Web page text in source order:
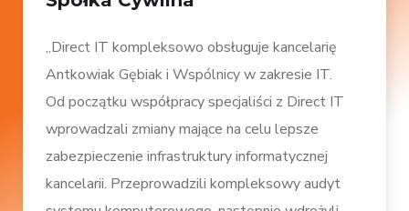
„Direct IT kompleksowo obsługuje kancelarię
Antkowiak Gębiak i Wspólnicy w zakresie IT.
Od początku współpracy specjaliści z Direct IT
wprowadzali zmiany mające na celu lepsze
zabezpieczenie infrastruktury informatycznej
kancelarii. Przeprowadzili kompleksowy audyt